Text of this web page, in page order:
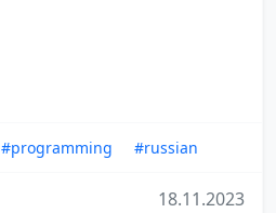
#programming #russian
18.11.2023